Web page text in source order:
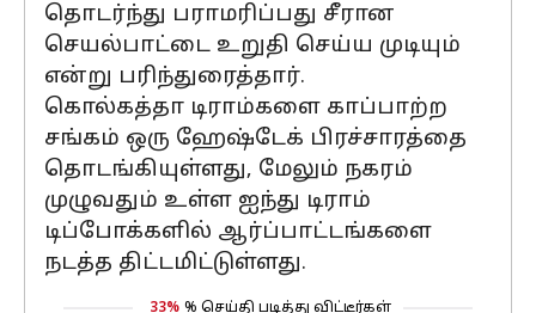
தொடர்ந்து பராமரிப்பது சீரான
செயல்பாட்டை உறுதி செய்ய முடியும்
என்று பரிந்துரைத்தார்.
கொல்கத்தா டிராம்களை காப்பாற்ற
சங்கம் ஒரு ஹேஷ்டேக் பிரச்சாரத்தை
தொடங்கியுள்ளது, மேலும் நகரம்
முழுவதும் உள்ள ஐந்து டிராம்
டிப்போக்களில் ஆர்ப்பாட்டங்களை
நடத்த திட்டமிட்டுள்ளது.
33% % செய்தி படித்து விட்டீர்கள்